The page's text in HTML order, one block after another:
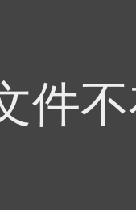
件